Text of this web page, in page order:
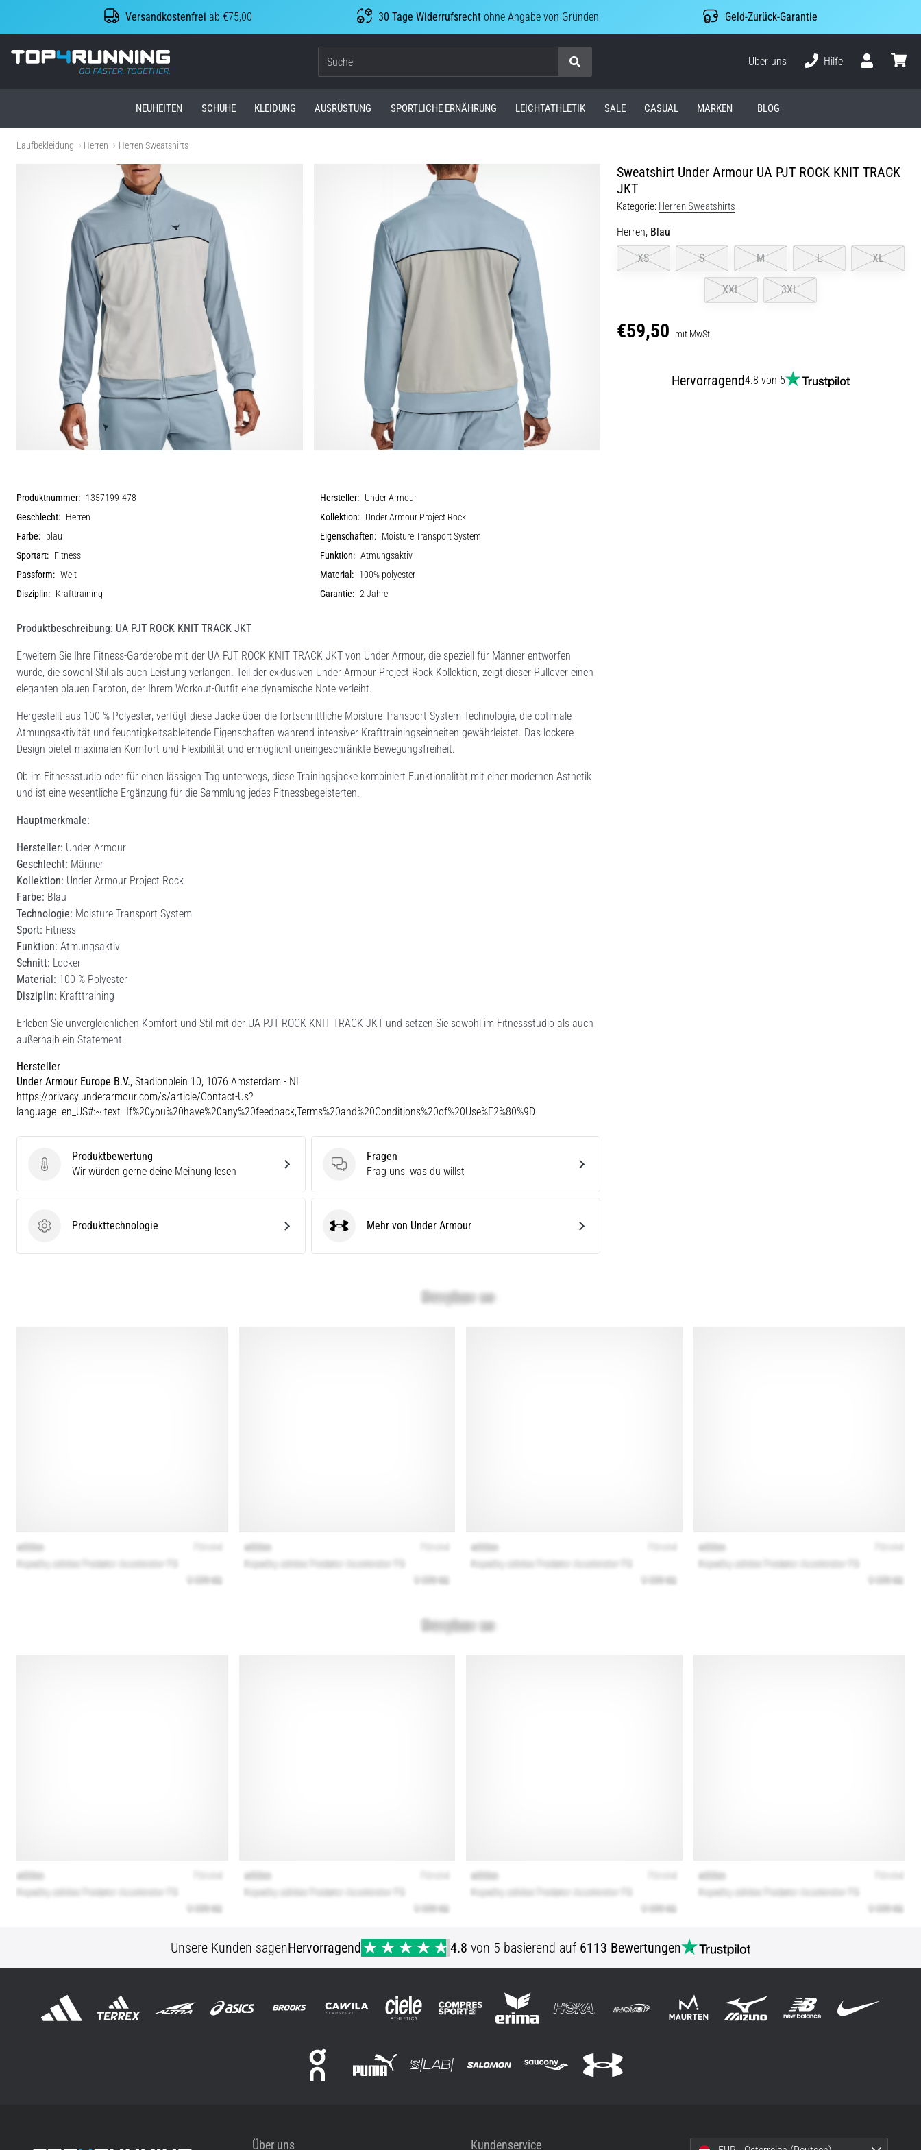
Versandkostenfrei ab €75,00 30 Tage Widerrufsrechtohne Angabe von Gründen Geld-Zurück-Garantie
Top4Running.at
Suche
Über uns
Hilfe
NEUHEITEN SCHUHE KLEIDUNG AUSRÜSTUNG SPORTLICHE ERNÄHRUNG LEICHTATHLETIK SALE CASUAL MARKEN BLOG
Laufbekleidung Herren Herren Sweatshirts
Sweatshirt Under Armour UA PJT ROCK KNIT TRACK
JKT
Kategorie: Herren Sweatshirts
Herren, Blau
XS
S M L XL
XXL 3XL
€59,50 mit MwSt.
Hervorragend4.8 von 5
Produktnummer: 1357199-478 Hersteller: Under Armour
Geschlecht: Herren Kollektion: Under Armour Project Rock
Farbe: blau Eigenschaften: Moisture Transport System
Sportart: Fitness Funktion: Atmungsaktiv
Passform: Weit Material: 100% polyester
Disziplin: Krafttraining Garantie: 2 Jahre
Produktbeschreibung: UA PJT ROCK KNIT TRACK JKT
Erweitern Sie Ihre Fitness-Garderobe mit der UA PJT ROCK KNIT TRACK JKT von Under Armour, die speziell für Männer entworfen
wurde, die sowohl Stil als auch Leistung verlangen. Teil der exklusiven Under Armour Project Rock Kollektion, zeigt dieser Pullover einen
eleganten blauen Farbton, der Ihrem Workout-Outfit eine dynamische Note verleiht.
Hergestellt aus 100 % Polyester, verfügt diese Jacke über die fortschrittliche Moisture Transport System-Technologie, die optimale
Atmungsaktivität und feuchtigkeitsableitende Eigenschaften während intensiver Krafttrainingseinheiten gewährleistet. Das lockere
Design bietet maximalen Komfort und Flexibilität und ermöglicht uneingeschränkte Bewegungsfreiheit.
Ob im Fitnessstudio oder für einen lässigen Tag unterwegs, diese Trainingsjacke kombiniert Funktionalität mit einer modernen Ästhetik
und ist eine wesentliche Ergänzung für die Sammlung jedes Fitnessbegeisterten.
Hauptmerkmale:
Hersteller: Under Armour
Geschlecht: Männer
Kollektion: Under Armour Project Rock
Farbe: Blau
Technologie: Moisture Transport System
Sport: Fitness
Funktion: Atmungsaktiv
Schnitt: Locker
Material: 100 % Polyester
Disziplin: Krafttraining
Erleben Sie unvergleichlichen Komfort und Stil mit der UA PJT ROCK KNIT TRACK JKT und setzen Sie sowohl im Fitnessstudio als auch
außerhalb ein Statement.
Hersteller
Under Armour Europe B.V., Stadionplein 10, 1076 Amsterdam - NL
https://privacy.underarmour.com/s/article/Contact-Us?
language=en_US#:~:text=If%20you%20have%20any%20feedback,Terms%20and%20Conditions%20of%20Use%E2%80%9D
Produktbewertung
Produktbewertung
Wir würden gerne deine Meinung lesen
Fragen
Fragen
Frag uns, was du willst
Produkttechnologie
Produkttechnologie Under ArmourMehr von Under Armour
Unsere Kunden sagenHervorragend 4.8 von 5 basierend auf 6113 Bewertungen
Über uns Kundenservice